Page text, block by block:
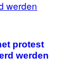
protest
werden